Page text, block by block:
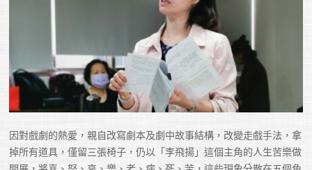
因對戲劇的熱愛，親自改寫劇本及劇中故事結構，改變走戲手法，拿
掉所有道具，僅留三張椅子，仍以「李飛揚」這個主角的人生苦樂做